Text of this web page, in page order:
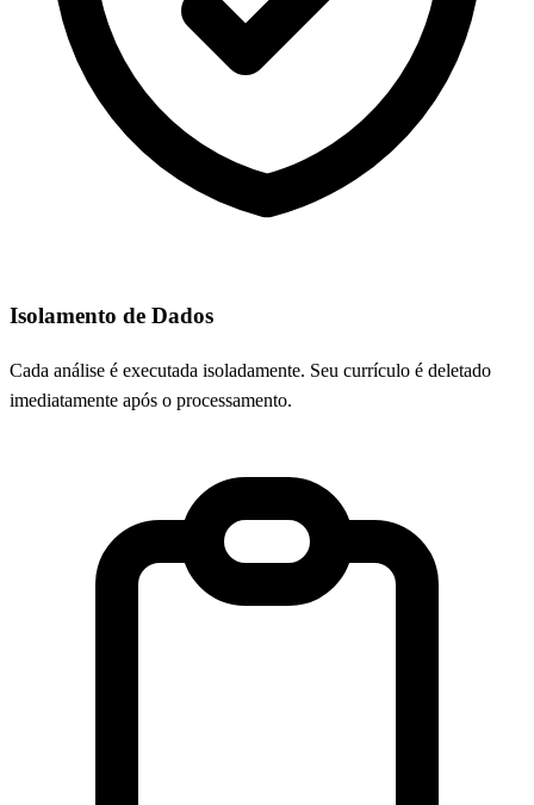
Isolamento de Dados
Cada análise é executada isoladamente. Seu currículo é deletado
imediatamente após o processamento.